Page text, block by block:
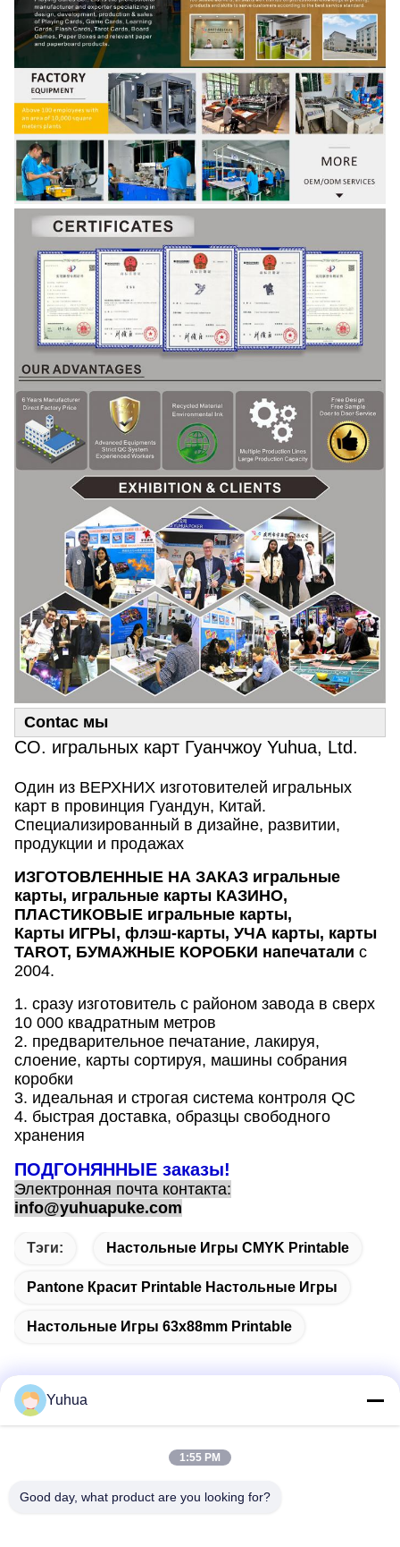
Contac мы
CO. игральных карт Гуанчжоу Yuhua, Ltd.
Один из ВЕРХНИХ изготовителей игральных
карт в провинция Гуандун, Китай.
Специализированный в дизайне, развитии,
продукции и продажах
ИЗГОТОВЛЕННЫЕ НА ЗАКАЗ игральные
карты, игральные карты КАЗИНО,
ПЛАСТИКОВЫЕ игральные карты,
Карты ИГРЫ, флэш-карты, УЧА карты, карты
TAROT, БУМАЖНЫЕ КОРОБКИ напечатали с
2004.
1. сразу изготовитель с районом завода в сверх
10 000 квадратным метров
2. предварительное печатание, лакируя,
слоение, карты сортируя, машины собрания
коробки
3. идеальная и строгая система контроля QC
4. быстрая доставка, образцы свободного
хранения
ПОДГОНЯННЫЕ заказы!
Электронная почта контакта:
info@yuhuapuke.com
Тэги: Настольные Игры CMYK Printable
Pantone Красит Printable Настольные Игры
Настольные Игры 63x88mm Printable
Guangdong Yuhua Playing Cards Co., Ltd. Добавить: No 26
Yuhua
1:55 PM
Good day, what product are you looking for?